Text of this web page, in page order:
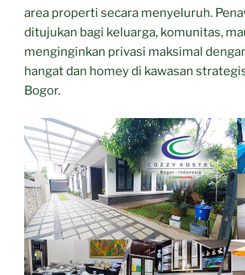
area properti secara menyeluruh.
ditujukan bagi keluarga, komunitas,
menginginkan privasi maksimal
hangat dan homey di kawasan
Bogor.